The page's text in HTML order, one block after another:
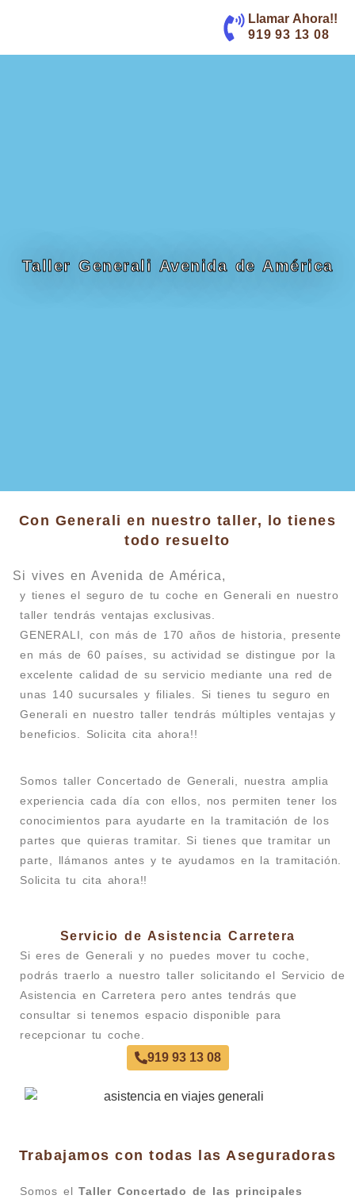
Llamar Ahora!!
919 93 13 08
Taller Generali Avenida de América
Con Generali en nuestro taller, lo tienes
todo resuelto
Si vives en Avenida de América,
y tienes el seguro de tu coche en Generali en nuestro
taller tendrás ventajas exclusivas.
GENERALI, con más de 170 años de historia, presente
en más de 60 países, su actividad se distingue por la
excelente calidad de su servicio mediante una red de
unas 140 sucursales y filiales. Si tienes tu seguro en
Generali en nuestro taller tendrás múltiples ventajas y
beneficios. Solicita cita ahora!!
Somos taller Concertado de Generali, nuestra amplia
experiencia cada día con ellos, nos permiten tener los
conocimientos para ayudarte en la tramitación de los
partes que quieras tramitar. Si tienes que tramitar un
parte, llámanos antes y te ayudamos en la tramitación.
Solicita tu cita ahora!!
Servicio de Asistencia Carretera
Si eres de Generali y no puedes mover tu coche,
podrás traerlo a nuestro taller solicitando el Servicio de
Asistencia en Carretera pero antes tendrás que
consultar si tenemos espacio disponible para
recepcionar tu coche.
919 93 13 08
Trabajamos con todas las Aseguradoras
Somos elTaller Concertado de las principales